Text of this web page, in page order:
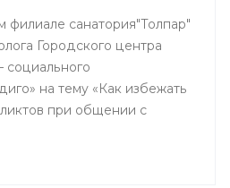
филиале санатория"Толпар"
Городского центра
социального
на тему «Как избежать
при общении с